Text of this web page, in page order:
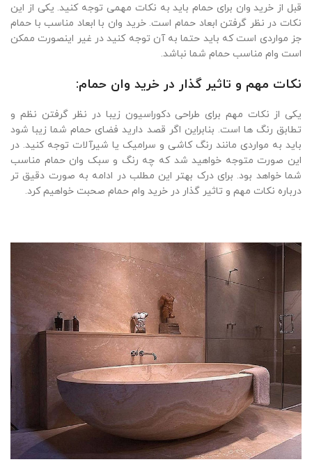
قبل از خرید وان برای حمام باید به نکات مهمی توجه کنید. یکی از این
نکات در نظر گرفتن ابعاد حمام است. خرید وان با ابعاد مناسب با حمام
جز مواردی است که باید حتما به آن توجه کنید در غیر اینصورت ممکن
است وام مناسب حمام شما نباشد.
نکات مهم و تاثیر گذار در خرید وان حمام:
یکی از نکات مهم برای طراحی دکوراسیون زیبا در نظر گرفتن نظم و
تطابق رنگ ها است. بنابراین اگر قصد دارید فضای حمام شما زیبا شود
باید به مواردی مانند رنگ کاشی و سرامیک یا شیرآلات توجه کنید. در
این صورت متوجه خواهید شد که چه رنگ و سبک وان حمام مناسب
شما خواهد بود. برای درک بهتر این مطلب در ادامه به صورت دقیق تر
درباره نکات مهم و تاثیر گذار در خرید وام حمام صحبت خواهیم کرد.